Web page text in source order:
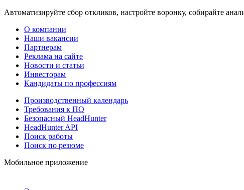
Автоматизируйте сбор откликов, настройте воронку, собирайте
О компании
Наши вакансии
Партнерам
Реклама на сайте
Новости и статьи
Инвесторам
Кандидаты по профессиям
Производственный календарь
Требования к ПО
Безопасный HeadHunter
HeadHunter API
Поиск работы
Поиск по резюме
Мобильное приложение